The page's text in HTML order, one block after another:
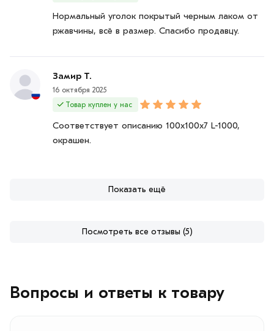
Нормальный уголок покрытый черным лаком от
ржавчины, всё в размер. Спасибо продавцу.
Замир Т.
16 октября 2025
Товар куплен у нас
Соответствует описанию 100х100х7 L-1000,
окрашен.
Показать ещё
Посмотреть все отзывы (5)
Вопросы и ответы к товару